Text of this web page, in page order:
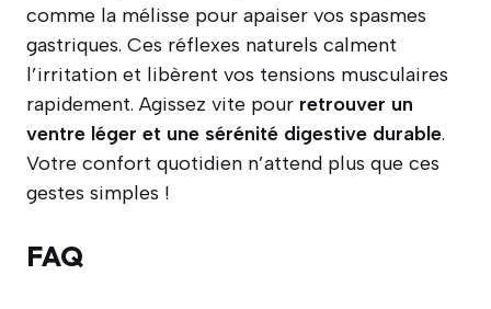
comme la mélisse pour apaiser vos spasmes
gastriques. Ces réflexes naturels calment
l’irritation et libèrent vos tensions musculaires
rapidement. Agissez vite pour retrouver un
ventre léger et une sérénité digestive durable.
Votre confort quotidien n’attend plus que ces
gestes simples !
FAQ